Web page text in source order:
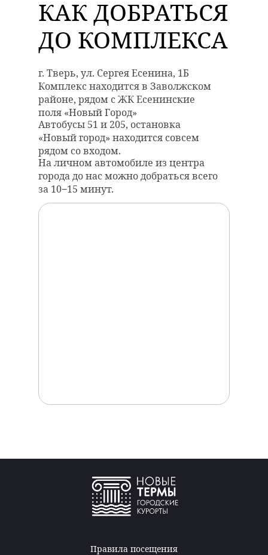
КАК ДОБРАТЬСЯ
ДО КОМПЛЕКСА
г. Тверь, ул. Сергея Есенина, 1Б
Комплекс находится в Заволжском
районе, рядом с ЖК Есенинские
поля «Новый Город»
Автобусы 51 и 205, остановка
«Новый город» находится совсем
рядом со входом.
На личном автомобиле из центра
города до нас можно добраться всего
за 10−15 минут.
Правила посещения